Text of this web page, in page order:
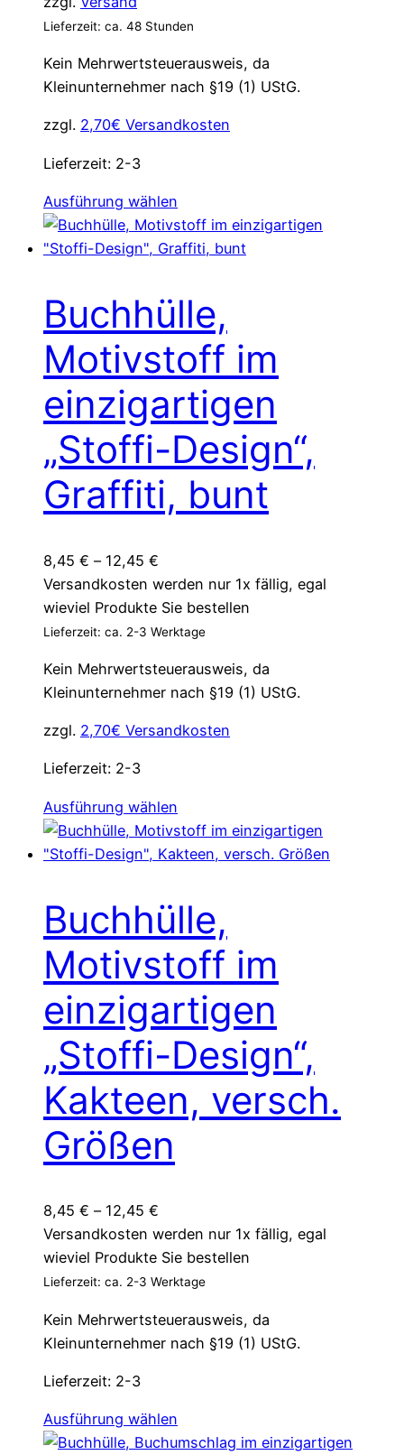
Lieferzeit: ca. 48 Stunden
Kein Mehrwertsteuerausweis, da
Kleinunternehmer nach §19 (1) UStG.
zzgl. 2,70€ Versandkosten
Lieferzeit: 2-3
Ausführung wählen
Produkt
weist
auf.
Optionen
können
auf
der
Produktseite
gewählt
werden
Buchhülle,
Motivstoff im
einzigartigen
„Stoffi-Design“,
Graffiti, bunt
8,45 € – 12,45 €
Versandkosten werden nur 1x fällig, egal
wieviel Produkte Sie bestellen
Lieferzeit: ca. 2-3 Werktage
Kein Mehrwertsteuerausweis, da
Kleinunternehmer nach §19 (1) UStG.
zzgl. 2,70€ Versandkosten
Lieferzeit: 2-3
Ausführung wählen
Produkt
weist
auf.
Optionen
können
auf
der
Produktseite
werden
Buchhülle,
Motivstoff im
einzigartigen
„Stoffi-Design“,
Kakteen, versch.
Größen
8,45 € – 12,45 €
Versandkosten werden nur 1x fällig, egal
wieviel Produkte Sie bestellen
Lieferzeit: ca. 2-3 Werktage
Kein Mehrwertsteuerausweis, da
Kleinunternehmer nach §19 (1) UStG.
Lieferzeit: 2-3
Ausführung wählen
Produkt